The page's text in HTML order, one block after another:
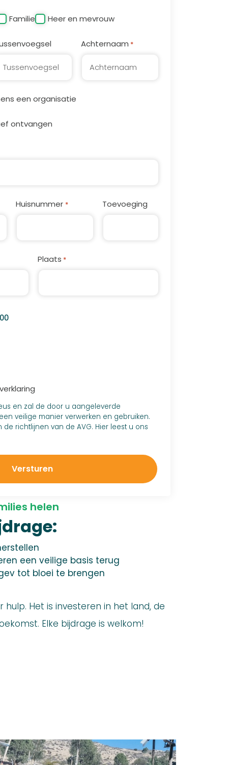
Familie Heer en mevrouw
Achternaam *
een organisatie
ontvangen
Huisnummer * Toevoeging
Plaats *
en zal de door u aangeleverde
veilige manier verwerken en gebruiken.
richtlijnen van de AVG. Hier leest u ons
Versturen
helen
een veilige basis terug
tot bloei te brengen
Het is investeren in het land, de
Elke bijdrage is welkom!